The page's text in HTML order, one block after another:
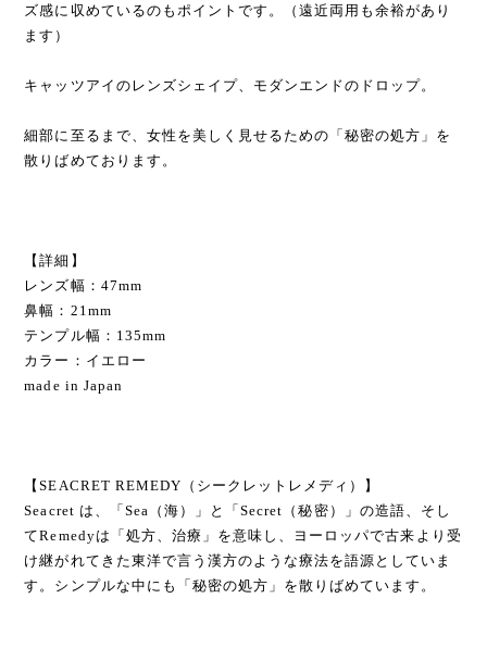
ズ感に収めているのもポイントです。（遠近両用も余裕があり
ます）
キャッツアイのレンズシェイプ、モダンエンドのドロップ。
細部に至るまで、女性を美しく見せるための「秘密の処方」を
散りばめております。
【詳細】
レンズ幅：47mm
鼻幅：21mm
テンプル幅：135mm
カラー：イエロー
made in Japan
【SEACRET REMEDY（シークレットレメディ）】
Seacret は、「Sea（海）」と「Secret（秘密）」の造語、そし
てRemedyは「処方、治療」を意味し、ヨーロッパで古来より受
け継がれてきた東洋で言う漢方のような療法を語源としていま
す。シンプルな中にも「秘密の処方」を散りばめています。